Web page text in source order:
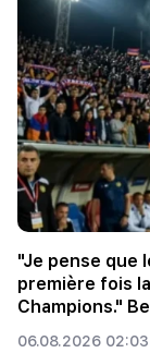
"Je pense que
première fois
Champions."
06.08.2026 02:03 |